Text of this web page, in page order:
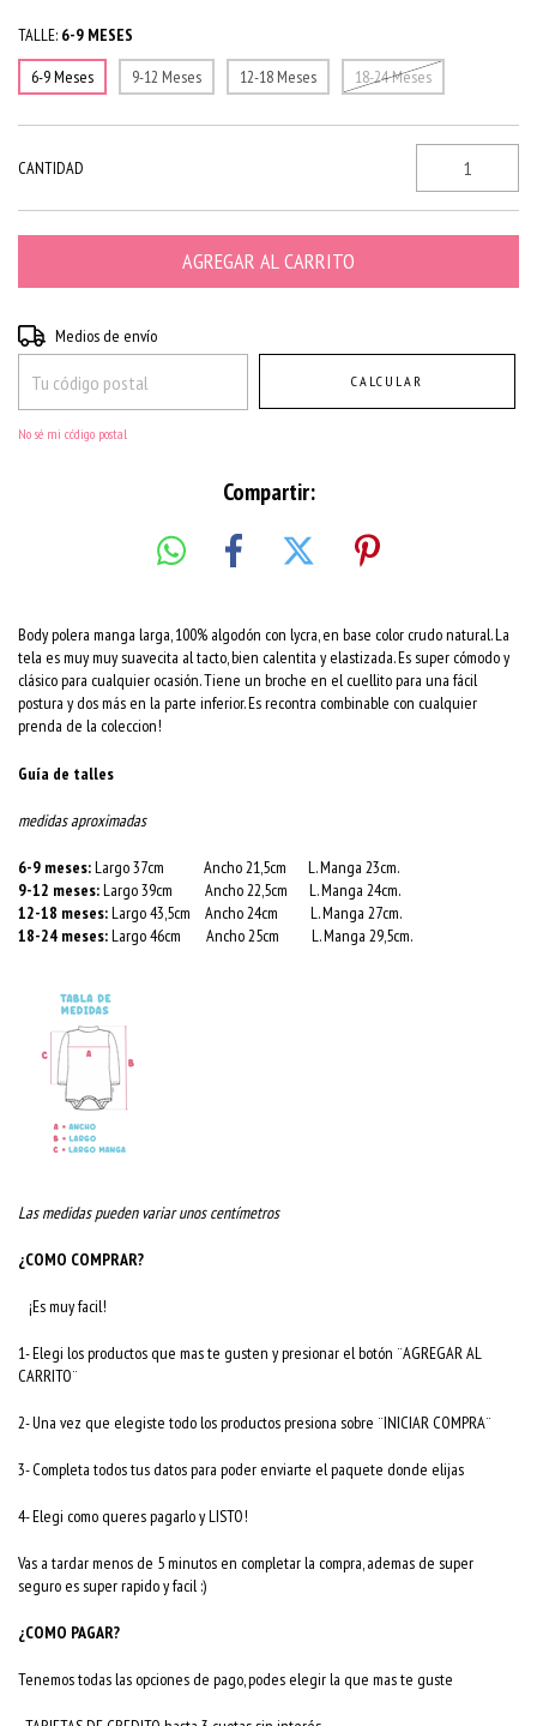
TALLE: 6-9 MESES
6-9 Meses
9-12 Meses 12-18 Meses 18-24 Meses
CANTIDAD
Entregas para el CP:
Medios de envío
CALCULAR
No sé mi código postal
Compartir:
Body polera manga larga, 100% algodón con lycra, en base color crudo natural. La
tela es muy muy suavecita al tacto, bien calentita y elastizada. Es super cómodo y
clásico para cualquier ocasión. Tiene un broche en el cuellito para una fácil
postura y dos más en la parte inferior. Es recontra combinable con cualquier
prenda de la coleccion!
Guía de talles
medidas aproximadas
6-9 meses:Largo 37cm Ancho 21,5cm L. Manga 23cm.
9-12 meses:Largo 39cm Ancho 22,5cm L. Manga 24cm.
12-18 meses:Largo 43,5cm Ancho 24cm L. Manga 27cm.
18-24 meses:Largo 46cm Ancho 25cm L. Manga 29,5cm.
Las medidas pueden variar unos centímetros
¿COMO COMPRAR?
¡Es muy facil!
1- Elegi los productos que mas te gusten y presionar el botón ¨AGREGAR AL
CARRITO¨
2- Una vez que elegiste todo los productos presiona sobre ¨INICIAR COMPRA¨
3- Completa todos tus datos para poder enviarte el paquete donde elijas
4- Elegi como queres pagarlo y LISTO!
Vas a tardar menos de 5 minutos en completar la compra, ademas de super
seguro es super rapido y facil :)
¿COMO PAGAR?
Tenemos todas las opciones de pago, podes elegir la que mas te guste